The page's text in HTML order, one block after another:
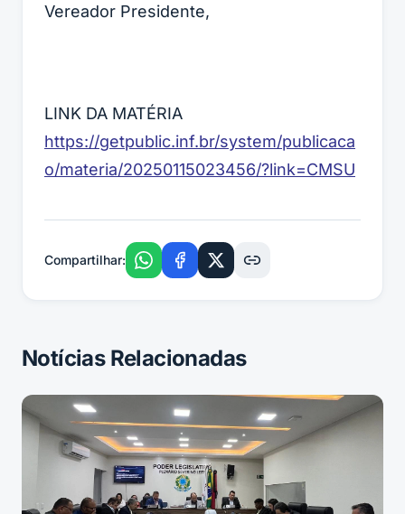
Vereador Presidente,
LINK DA MATÉRIA
https://getpublic.inf.br/system/publicaca
o/materia/20250115023456/?link=CMSU
Compartilhar:
Notícias Relacionadas